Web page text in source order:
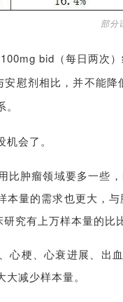
部分
bid（每日两次
慰剂相比，并不能
会了。
比肿瘤领域要多一些
本量的需求也更大，
究有上万样本量的比
心梗、心衰进展、出
减少样本量。